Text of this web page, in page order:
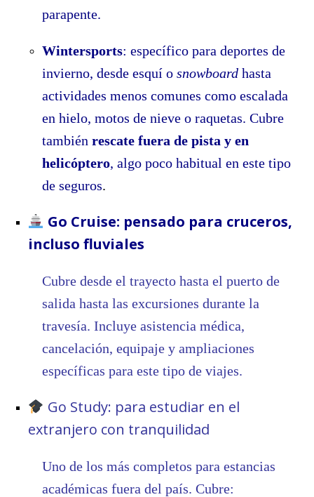
parapente.
Wintersports: específico para deportes de
invierno, desde esquí o snowboard hasta
actividades menos comunes como escalada
en hielo, motos de nieve o raquetas. Cubre
también rescate fuera de pista y en
helicóptero, algo poco habitual en este tipo
de seguros.
Go Cruise: pensado para cruceros,
incluso fluviales
Cubre desde el trayecto hasta el puerto de
salida hasta las excursiones durante la
travesía. Incluye asistencia médica,
cancelación, equipaje y ampliaciones
específicas para este tipo de viajes.
Go Study: para estudiar en el
extranjero con tranquilidad
Uno de los más completos para estancias
académicas fuera del país. Cubre: